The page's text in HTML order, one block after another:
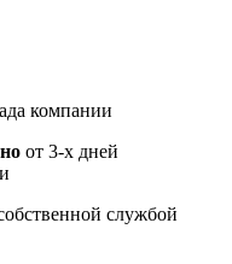
компании
от 3-х дней
службой